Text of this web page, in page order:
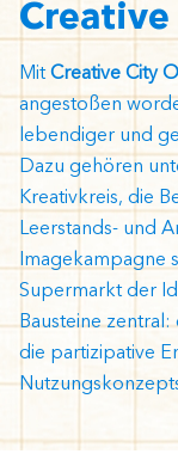
MitCreative City
angestoßen
lebendiger und
Dazu gehören
Kreativkreis, die
Leerstands- und
Imagekampagne
Supermarkt der
Bausteine
die partizipative